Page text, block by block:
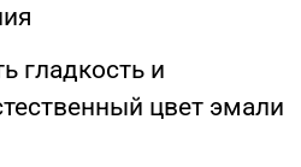
гладкость и
цвет эмали